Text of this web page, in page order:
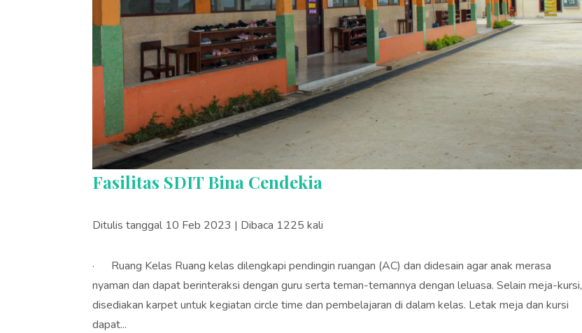
Fasilitas SDIT Bina Cendekia
Ditulis tanggal 10 Feb 2023 | Dibaca 1225 kali
· Ruang Kelas Ruang kelas dilengkapi pendingin ruangan (AC) dan didesain agar anak merasa
nyaman dan dapat berinteraksi dengan guru serta teman-temannya dengan leluasa. Selain meja-kursi,
disediakan karpet untuk kegiatan circle time dan pembelajaran di dalam kelas. Letak meja dan kursi
dapat...